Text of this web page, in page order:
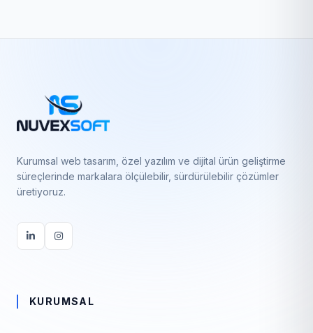
Kurumsal web tasarım, özel yazılım ve dijital ürün geliştirme
süreçlerinde markalara ölçülebilir, sürdürülebilir çözümler
üretiyoruz.
KURUMSAL